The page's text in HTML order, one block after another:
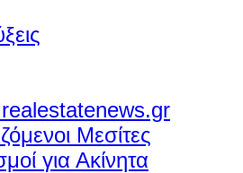
Μεσίτες
για Ακίνητα